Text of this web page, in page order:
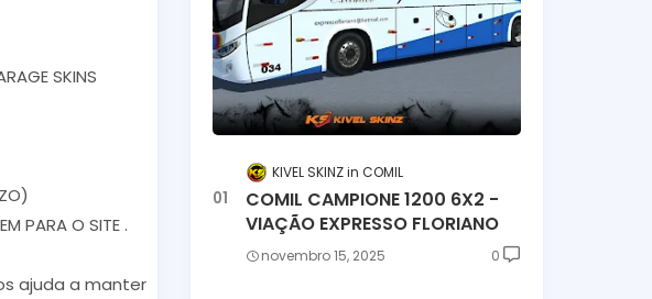
SKINS
PARA O SITE .
ajuda a manter
KIVEL SKINZ COMIL
COMIL CAMPIONE 1200 6X2 -
VIAÇÃO EXPRESSO FLORIANO
novembro 15, 2025 0